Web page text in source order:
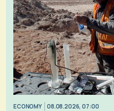
ECONOMY 08.08.2026, 07:00